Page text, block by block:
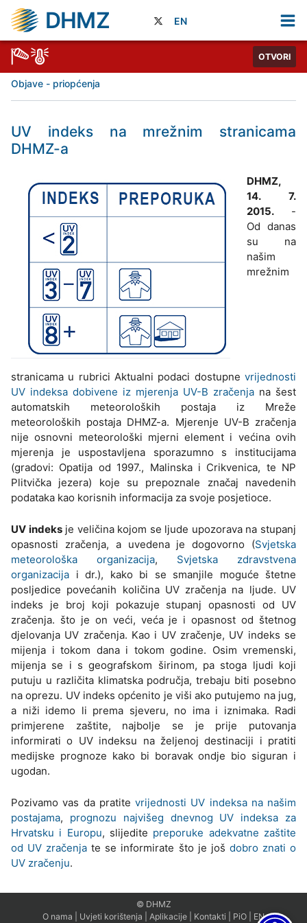
DHMZ EN
OTVORI
Objave - priopćenja
UV indeks na mrežnim stranicama
DHMZ-a
DHMZ,
14. 7.
2015. -
Od danas
su na
našim
mrežnim
stranicama u rubrici Aktualni podaci dostupne vrijednosti
UV indeksa dobivene iz mjerenja UV-B zračenja na šest
automatskih meteoroloških postaja iz Mreže
meteoroloških postaja DHMZ-a. Mjerenje UV-B zračenja
nije osnovni meteorološki mjerni element i većina ovih
mjerenja je uspostavljena sporazumno s institucijama
(gradovi: Opatija od 1997., Malinska i Crikvenica, te NP
Plitvička jezera) koje su prepoznale značaj navedenih
podataka kao korisnih informacija za svoje posjetioce.
UV indeksje veličina kojom se ljude upozorava na stupanj
opasnosti zračenja, a uvedena je dogovorno (Svjetska
meteorološka organizacija, Svjetska zdravstvena
organizacija i dr.), kako bi se smanjile moguće štetne
posljedice povećanih količina UV zračenja na ljude. UV
indeks je broj koji pokazuje stupanj opasnosti od UV
zračenja. što je on veći, veća je i opasnost od štetnog
djelovanja UV zračenja. Kao i UV zračenje, UV indeks se
mijenja i tokom dana i tokom godine. Osim vremenski,
mijenja se i s geografskom širinom, pa stoga ljudi koji
putuju u različita klimatska područja, trebaju biti posebno
na oprezu. UV indeks općenito je viši ako putujemo na jug,
a niži idemo li prema sjeveru, no ima i iznimaka. Radi
primjerene zaštite, najbolje se je prije putovanja
informirati o UV indeksu na željenoj destinaciji i pratiti
medijske prognoze kako bi boravak ondje bio siguran i
ugodan.
Pozivamo vas da pratite vrijednosti UV indeksa na našim
postajama, prognozu najvišeg dnevnog UV indeksa za
Hrvatsku i Europu, slijedite preporuke adekvatne zaštite
od UV zračenja te se informirate što je još dobro znati o
UV zračenju.
© DHMZ
O nama
Uvjeti korištenja Aplikacije Kontakti PiO EN